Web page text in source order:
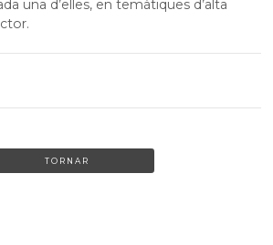
una d’elles, en temàtiques d’alta
TORNAR